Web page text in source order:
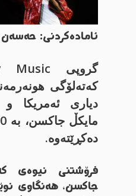
ئامادەکردنی: حەسەن
کەتەلۆگی
دیاری ئەمریکا
دەکڕێتەوە.
فرۆشتنی نیوەی
جاکسن، هەنگاوی